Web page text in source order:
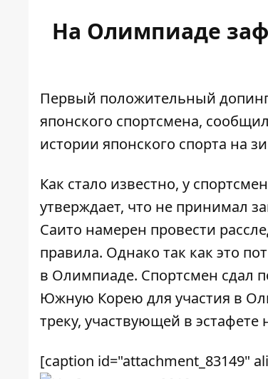
На Олимпиаде
Первый положительный
японского спортсмена,
истории японского спорта на
Как стало известно, у
утверждает, что не принимал
Саито намерен провести
правила. Однако так как это
в Олимпиаде. Спортсмен сдал
Южную Корею для участия в
треку, участвующей в эстафете
[caption id="attachment_83149"